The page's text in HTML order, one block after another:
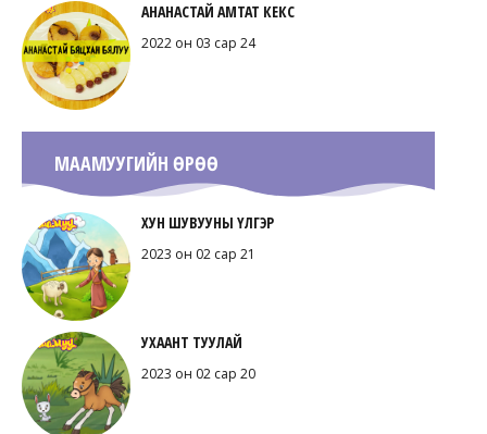
АНАНАСТАЙ АМТАТ КЕКС
2022 он 03 сар 24
МААМУУГИЙН ӨРӨӨ
ХУН ШУВУУНЫ ҮЛГЭР
2023 он 02 сар 21
УХААНТ ТУУЛАЙ
2023 он 02 сар 20